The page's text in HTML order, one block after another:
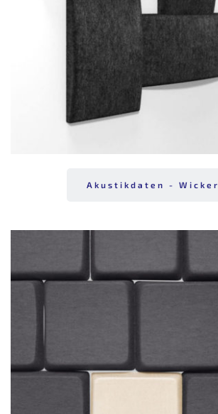
Akustikdaten - Wicker